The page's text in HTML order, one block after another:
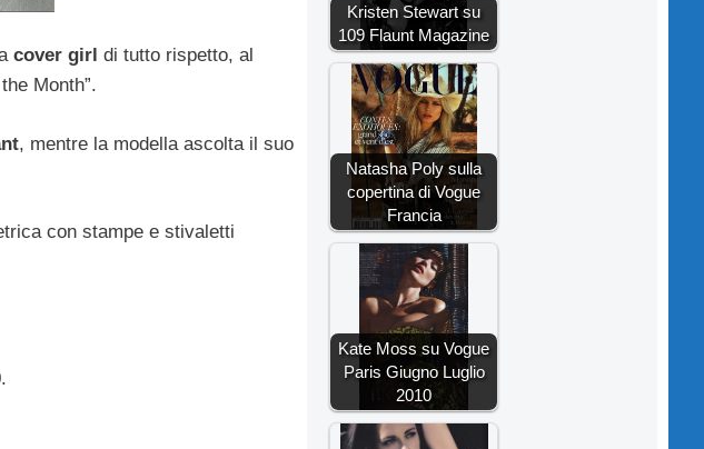
cover girl di tutto rispetto, al
Month”.
, mentre la modella ascolta il suo
con stampe e stivaletti
Kristen Stewart su
109 Flaunt Magazine
Natasha Poly sulla
copertina di Vogue
Francia
Kate Moss su Vogue
Paris Giugno Luglio
2010